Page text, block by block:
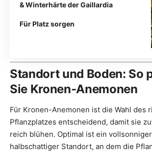
& Winterhärte der Gaillardia
Für Platz sorgen
Standort und Boden: So
Sie Kronen-Anemonen
Für Kronen-Anemonen ist die Wahl des
Pflanzplatzes entscheidend, damit sie
reich blühen. Optimal ist ein
halbschattiger Standort, an dem die